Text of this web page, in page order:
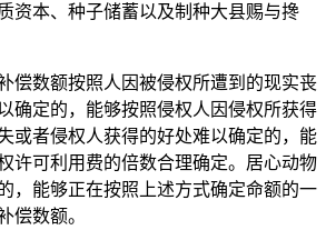
资本、种子储蓄以及制种大县赐与搀
数额按照人因被侵权所遭到的现实丧
确定的，能够按照侵权人因侵权所获得
或者侵权人获得的好处难以确定的，能
许可利用费的倍数合理确定。居心动物
，能够正在按照上述方式确定命额的一
偿数额。